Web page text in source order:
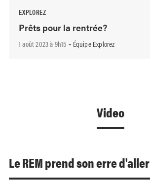
EXPLOREZ
Prêts pour la rentrée?
1 août 2023 à 9h15 - Équipe Explorez
Video
Le REM prend son erre d'aller